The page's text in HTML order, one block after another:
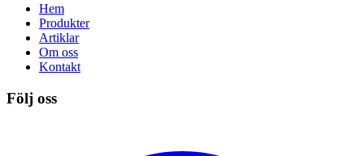
Hem
Produkter
Artiklar
Om oss
Kontakt
Följ oss